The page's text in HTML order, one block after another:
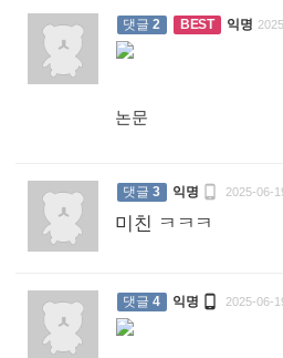
댓글 2 BEST 익명
논문
댓글 3 익명  2025-06-
미친 ㅋㅋㅋ
댓글 4 익명  2025-06-